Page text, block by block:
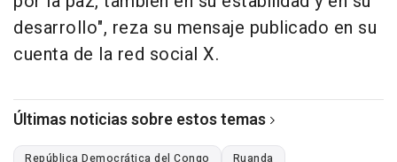
desarrollo", reza su mensaje publicado en su
cuenta de la red social X.
Últimas noticias sobre estos temas
República Democrática del Congo Ruanda